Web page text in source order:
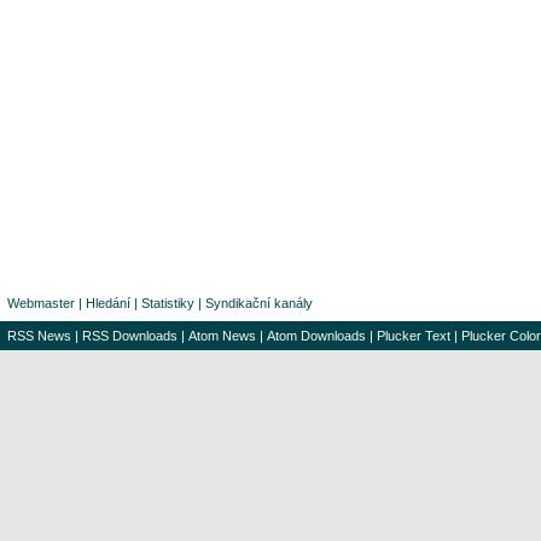
Webmaster | Hledání | Statistiky | Syndikační kanály
RSS News | RSS Downloads | Atom News | Atom Downloads | Plucker Text | Plucker Color